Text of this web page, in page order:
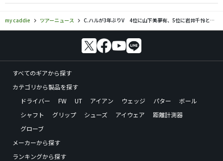
my caddie ツアーニュース C.ハルが3年ぶりV 4位に山下美夢有、5位に岩井千怜と畑岡奈紗
すべてのギアから探す
カテゴリから製品を探す
ドライバー
FW UT アイアン ウェッジ パター
ボール
シャフト
グリップ シューズ アイウェア
距離計測器
グローブ
メーカーから探す
ランキングから探す